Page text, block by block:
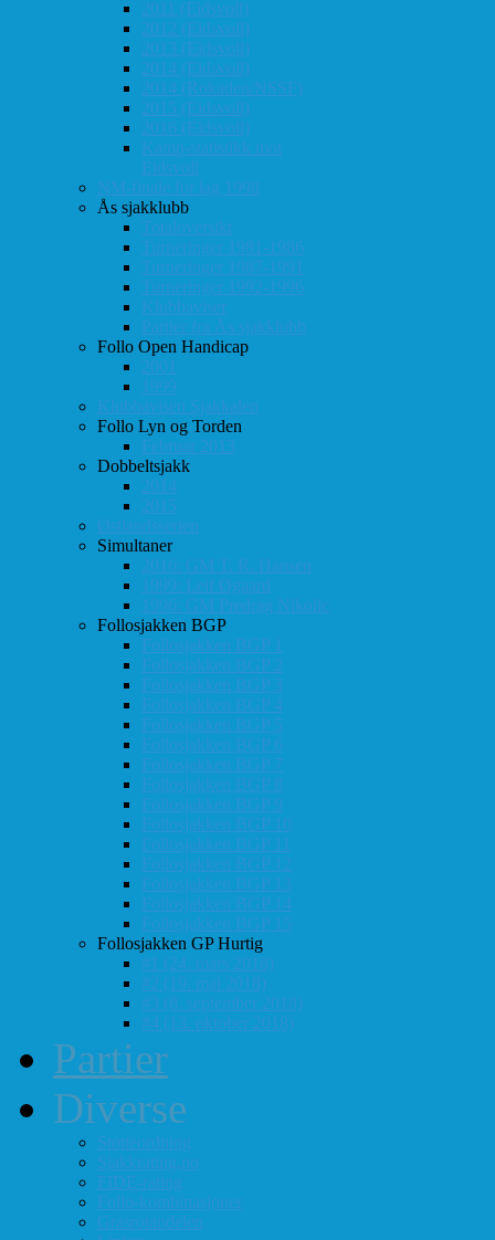
2011 (Eidsvoll)
2012 (Eidsvoll)
2013 (Eidsvoll)
2014 (Eidsvoll)
2014 (Rokaden/NSSF)
2015 (Eidsvoll)
2016 (Eidsvoll)
Kamp-statistikk mot
Eidsvoll
NM-finale for lag 1998
Ås sjakklubb
Totaloversikt
Turneringer 1981-1986
Turneringer 1987-1991
Turneringer 1992-1996
Klubbaviser
Partier fra Ås sjakklubb
Follo Open Handicap
2001
1999
Klubbavisen Sjakkalen
Follo Lyn og Torden
Februar 2013
Dobbeltsjakk
2014
2015
Østlandsserien
Simultaner
2016: GM T. R. Hansen
1999: Leif Øgaard
1996: GM Predrag Nikolic
Follosjakken BGP
Follosjakken BGP 1
Follosjakken BGP 2
Follosjakken BGP 3
Follosjakken BGP 4
Follosjakken BGP 5
Follosjakken BGP 6
Follosjakken BGP 7
Follosjakken BGP 8
Follosjakken BGP 9
Follosjakken BGP 10
Follosjakken BGP 11
Follosjakken BGP 12
Follosjakken BGP 13
Follosjakken BGP 14
Follosjakken BGP 15
Follosjakken GP Hurtig
#1 (24. mars 2018)
#2 (19. mai 2018)
#3 (8. september 2018)
#4 (13. oktober 2018)
Partier
Diverse
Støtteordning
Sjakkrating.no
FIDE-rating
Follo-kombinasjoner
Grasrotandelen